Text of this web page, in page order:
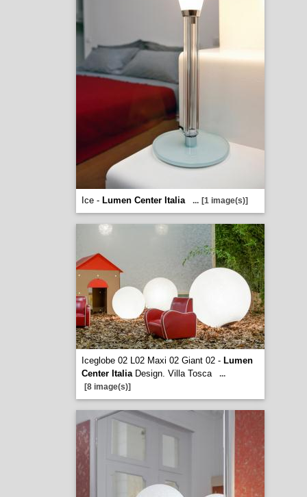
Ice - Lumen Center Italia ... [1 image(s)]
Iceglobe 02 L02 Maxi 02 Giant 02 - Lumen
Center ItaliaDesign. Villa Tosca
...
[8 image(s)]